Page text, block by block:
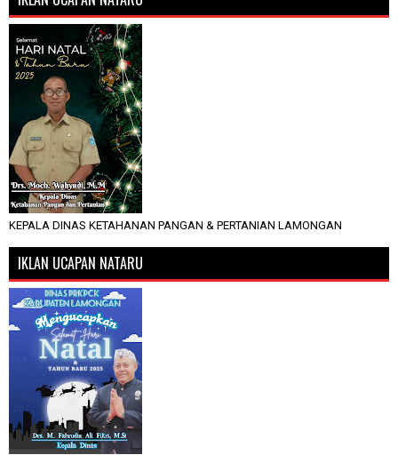
KEPALA DINAS KETAHANAN PANGAN & PERTANIAN LAMONGAN
IKLAN UCAPAN NATARU